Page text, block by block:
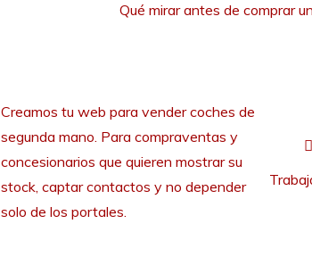
Qué mirar antes de comprar
Creamos tu web para vender coches de
segunda mano. Para compraventas y
concesionarios que quieren mostrar su
stock, captar contactos y no depender
solo de los portales.